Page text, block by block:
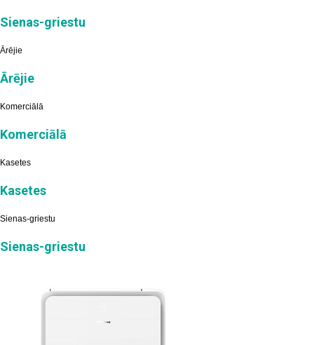
Sienas-griestu
Ārējie
Ārējie
Komerciālā
Komerciālā
Kasetes
Kasetes
Sienas-griestu
Sienas-griestu